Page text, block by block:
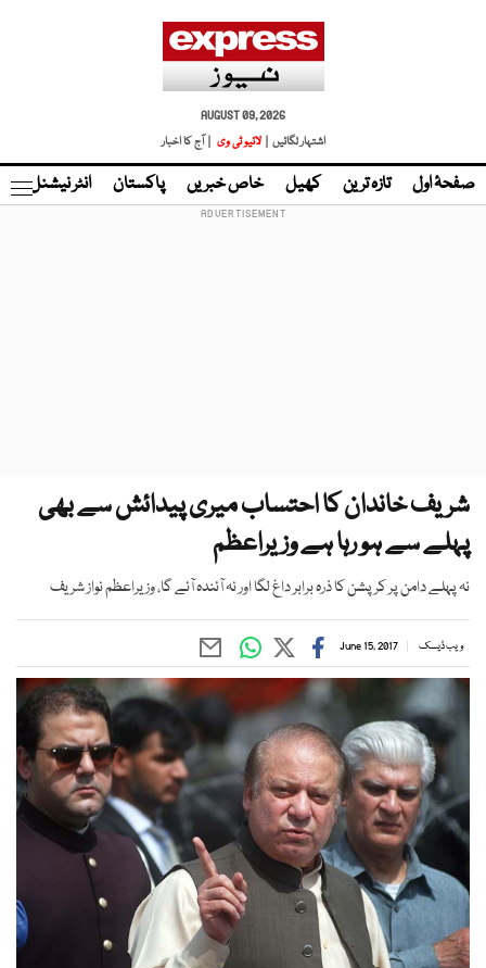
AUGUST 09, 2026
اشتہار لگائیں |
لائیو ٹی وی | آج کا اخبار
صفحۂ اول تازہ ترین کھیل خاص خبریں پاکستان انٹر نیشنل
شریف خاندان کا احتساب میری پیدائش سے بھی
پہلے سے ہو رہا ہے وزیراعظم
نہ پہلے دامن پر کرپشن کا ذرہ برابر داغ لگا اور نہ آئندہ آئے گا، وزیراعظم نواز شریف
ویب ڈیسک June 15, 2017